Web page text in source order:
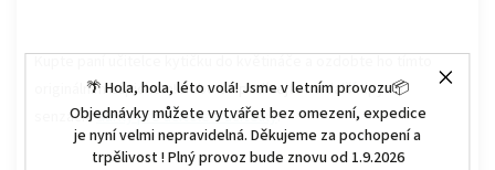
🌴 Hola, hola, léto volá! Jsme v letním provozu📦
Objednávky můžete vytvářet bez omezení, expedice
je nyní velmi nepravidelná. Děkujeme za pochopení a
trpělivost ! Plný provoz bude znovu od 1.9.2026
Kupte paní učitelce kytičku do květináče a ozdobte ho tímto
originálním zápichem! Nebo se podívejte na další tipy na
senzačnídárky pro učitele a učitelky.